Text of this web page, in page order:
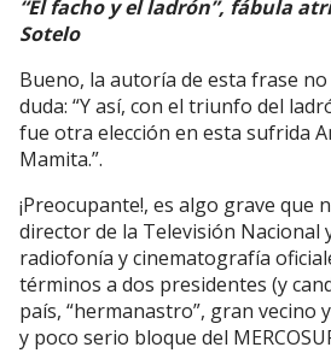
“El facho y el ladrón”, fábula
Sotelo
Bueno, la autoría de esta frase
duda: “Y así, con el triunfo del
fue otra elección en esta sufrida
Mamita.”.
¡Preocupante!, es algo grave que
director de la Televisión Nacional
radiofonía y cinematografía
términos a dos presidentes (y
país, “hermanastro”, gran vecino
y poco serio bloque del